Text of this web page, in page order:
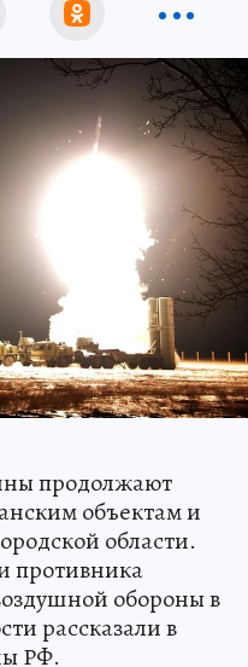
продолжают
объектам и
области.
противника
обороны в
рассказали в
РФ.